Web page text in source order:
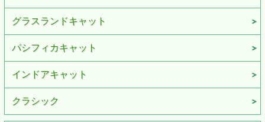
グラスランドキャット
パシフィカキャット
インドアキャット
クラシック